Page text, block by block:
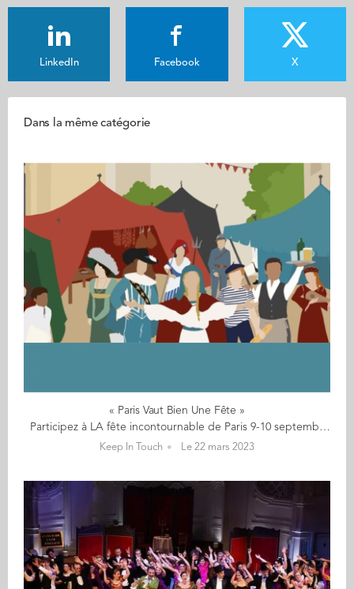
LinkedIn Facebook X
Dans la même catégorie
« Paris Vaut Bien Une Fête »
Participez à LA fête incontournable de Paris 9-10 septembre 2023 « Paris Vaut Bien Une Fête » Chaque grande ville a une fête annuelle à l’image de Rome, Londres ou Bruxelles sauf… Paris. La Ville Lumière est en plus minée par l’individualisme, le coût de la vie, le stress et la morosité ambiante. Avec différents élus parisiens, nous lançons donc un événement de grande envergure au cœur du 6ème arrondissement : « Paris Vaut Bien Une Fête ». Mais pas juste une fête de plus. Pas une fête pour s’oublier ou consommer… Une fête pour s’émerveiller et recréer du commun ! Revivez 1500 ans de fête parisienne ! Villages d'époque, musique, artisans, art de rue ou reconstitutions de l'art de vivre parisien du Moyen-Âge jusqu'à la libération de Paris en passant par la Belle Epoque... Vous pourrez même participer à une parade du Panthéon jusqu'à Saint Sulpice, danser à un bal 2nd Empire ou festoyer avec un Banquet médiéval et bien plus encore ! Vous pourrez ainsi revivre un esprit de village populaire historique avec une touche d’élégance et artistique à la parisienne. Plusieurs dizaines de milliers de visiteurs attendus Avec le soutien de l’office de tourisme, nous relancerons une véritable campagne de communication à partir d’avril/mai. Plusieurs dizaines de milliers de visiteurs sont attendus pour cette première édition. Il reste encore de la place pour animer ce festival. Nous invitons ainsi les artistes, artisans, marques de luxe, écoles d’art/cinéma/théâtre, institutions culturelles, collectionneurs, fans de reconstitution historique, les marques avec une histoire liée à Paris, des mécènes ou encore influenceurs et historiens à se joindre à cette fête aussi somptueuse que populaire. Nous pouvons tout autant nouer un partenariat avec les Beaux Arts qu’avec une maison de Champagne, une troupe de théâtre ou des musiciens que Cédric Grolet et Stéphane Bern (rêvons un peu pour les deux derniers…). Pourquoi pas vous ? Mécène, journaliste, CM*, influenceur, artiste, partenaire ou bénévole... apportez votre pierre à l'édifice ! Nous sommes déjà nombreux à nous activer bénévolement. Notre équipe sera totalement structurée au plus tard début avril. Vous aussi, vous voulez écrire une page de l’Histoire parisienne ou enrichir votre réseau ? Vous pouvez encore nous rejoindre au niveau : Community Management sur un réseau ou format : Facebook, Linkedin, Instagram. Bonus : Tik Tok, Youtube Relations Presse : média spé. art & culture ou histoire, grand public, locaux et institutionnels, internationaux… Graphisme : création de contenus vidéos et d’affiches Expertise en marketing digital : analyse data, mailing, création billetterie… Site web & SEO : web design, wordpress, SEO… Resp. produits dérivés Made In Paris/Fra : bière, chaussettes, T-Shirt, jeux… Journalisme : interviews, articles, documentation autour Histoire, art de vivre et culture Parisienne Apport de réseaux et marketing d’influence … Rejoignez-nous maintenant pour faire de "Paris Vaut Bien Une Fête" LA fête incontournable de Paris ! Contact : Baptiste CLEMENT (SCOM 19) Directeur Partenariats et Communication baptiste.clement@audencia.com baptiste-clement *CM : Community manager - Dessin (bateau) : Marie-Gabrielle Goldschmidt - Photos @Valentin Prost
Keep In Touch Le 22 mars 2023